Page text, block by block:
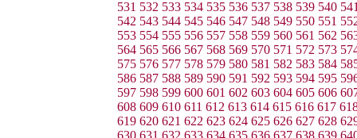
531 532 533 534 535 536 537 538 539 540
542 543 544 545 546 547 548 549 550 551
553 554 555 556 557 558 559 560 561 562
564 565 566 567 568 569 570 571 572 573
575 576 577 578 579 580 581 582 583 584
586 587 588 589 590 591 592 593 594 595
597 598 599 600 601 602 603 604 605 606
608 609 610 611 612 613 614 615 616 617
619 620 621 622 623 624 625 626 627 628